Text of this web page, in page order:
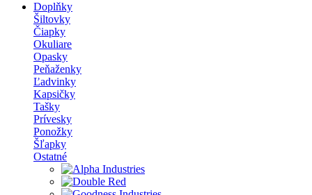
Doplňky
Šiltovky
Čiapky
Okuliare
Opasky
Peňaženky
Ľadvinky
Kapsičky
Tašky
Prívesky
Ponožky
Šľapky
Ostatné